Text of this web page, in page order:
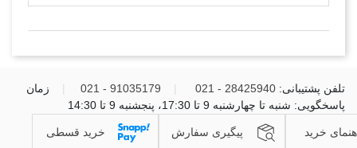
تلفن پشتیبانی: 28425940 - 021
91035179 - 021
زمان
پاسخگویی: شنبه تا چهارشنبه 9 تا 17:30، پنجشنبه 9 تا 14:30
خرید پیگیری سفارش خرید قسطی